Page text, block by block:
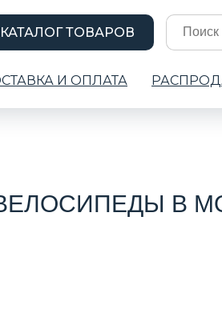
КАТАЛОГ ТОВАРОВ
И ОПЛАТА
В